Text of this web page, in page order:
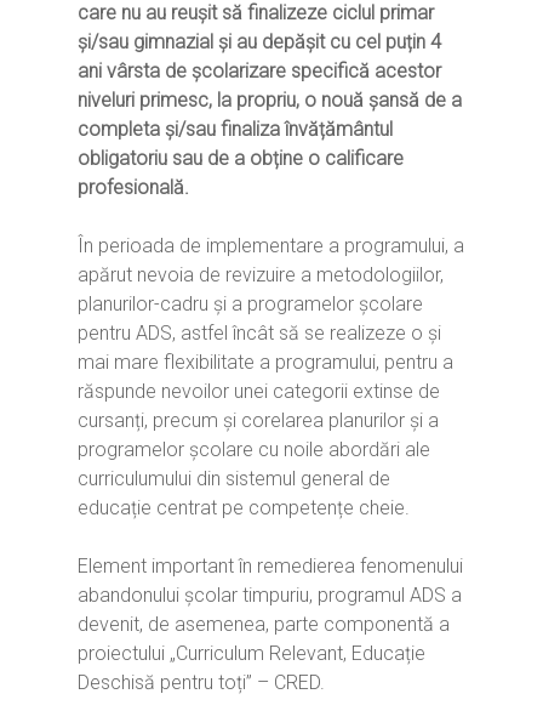
care nu au reușit să finalizeze ciclul primar
și/sau gimnazial și au depășit cu cel puțin 4
ani vârsta de școlarizare specifică acestor
niveluri primesc, la propriu, o nouă șansă de a
completa și/sau finaliza învățământul
obligatoriu sau de a obține o calificare
profesională.
În perioada de implementare a programului, a
apărut nevoia de revizuire a metodologiilor,
planurilor-cadru și a programelor școlare
pentru ADS, astfel încât să se realizeze o și
mai mare flexibilitate a programului, pentru a
răspunde nevoilor unei categorii extinse de
cursanți, precum și corelarea planurilor și a
programelor școlare cu noile abordări ale
curriculumului din sistemul general de
educație centrat pe competențe cheie.
Element important în remedierea fenomenului
abandonului școlar timpuriu, programul ADS a
devenit, de asemenea, parte componentă a
proiectului „Curriculum Relevant, Educație
Deschisă pentru toți” – CRED.